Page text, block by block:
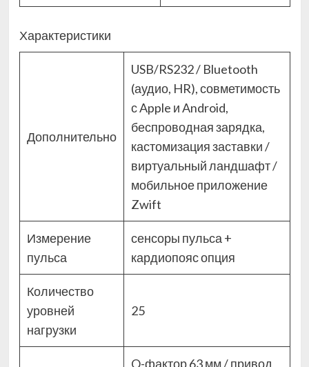
Характеристики
Дополнительно
USB/RS232 / Bluetooth
(аудио, HR), совметимость
с Apple и Android,
беспроводная зарядка,
кастомизация заставки /
виртуальный ландшафт /
мобильное приложение
Zwift
Измерение
пульса
сенсоры пульса +
кардиопояс опция
Количество
уровней
нагрузки
25
Q-фактор 63 мм / привод